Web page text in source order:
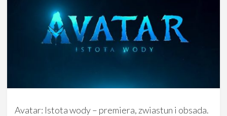
Avatar: Istota wody – premiera, zwiastun i obsada.